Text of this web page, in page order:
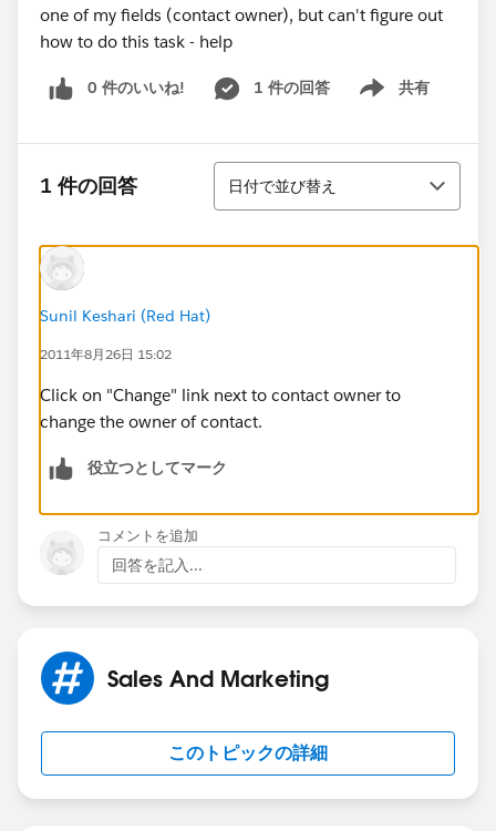
one of my fields (contact owner), but can't figure out
how to do this task - help
0 件のいいね! 1 件の回答 共有
Show menu
1 件の回答
並び替え
日付で並び替え
Sunil Keshari (Red Hat)
2011年8月26日 15:02
Click on "Change" link next to contact owner to
change the owner of contact.
役立つとしてマーク
コメントを追加
回答を記入...
Sales And Marketing
このトピックの詳細